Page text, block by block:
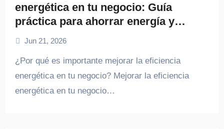
energética en tu negocio: Guía
práctica para ahorrar energía y
reducir costos
Jun 21, 2026
¿Por qué es importante mejorar la eficiencia
energética en tu negocio? Mejorar la eficiencia
energética en tu negocio…